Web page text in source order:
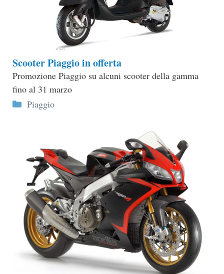
Scooter Piaggio in offerta
Promozione Piaggio su alcuni scooter della gamma
fino al 31 marzo
Categorie
Piaggio